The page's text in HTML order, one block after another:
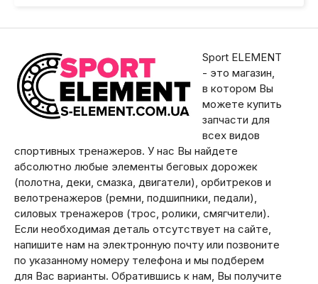
Sport ELEMENT
- это магазин,
в котором Вы
можете купить
запчасти для
всех видов
спортивных тренажеров. У нас Вы найдете
абсолютно любые элементы беговых дорожек
(полотна, деки, смазка, двигатели), орбитреков и
велотренажеров (ремни, подшипники, педали),
силовых тренажеров (трос, ролики, смягчители).
Если необходимая деталь отсутствует на сайте,
напишите нам на электронную почту или позвоните
по указанному номеру телефона и мы подберем
для Вас варианты. Обратившись к нам, Вы получите